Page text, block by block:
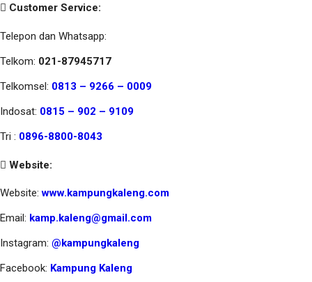
Customer Service:
Telepon dan Whatsapp:
Telkom: 021-87945717
Telkomsel: 0813 – 9266 – 0009
Indosat: 0815 – 902 – 9109
Tri : 0896-8800-8043
Website:
Website:www.kampungkaleng.com
Email: kamp.kaleng@gmail.com
Instagram: @kampungkaleng
Facebook: Kampung Kaleng